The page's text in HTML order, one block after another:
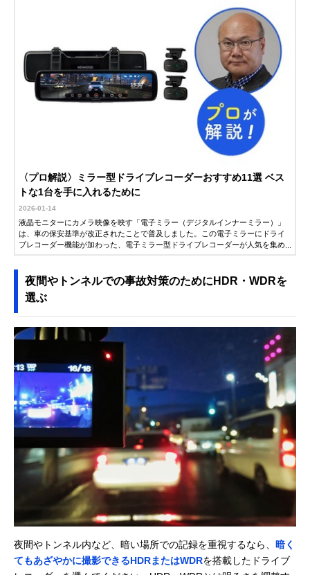
〈プロ解説〉ミラー型ドライブレコーダーおすすめ11選 ベス
トな1台を手に入れるために
2026-01-14
液晶モニターにカメラ映像を映す「電子ミラー（デジタルインナーミラー）」
は、車の保安基準が改正されたことで普及しました。この電子ミラーにドライ
ブレコーダー機能が加わった、電子ミラー型ドライブレコーダーが人気を集め
夜間やトンネルでの事故対策のためにHDR・WDRを
選ぶ
夜間やトンネル内など、暗い場所での記録を重視するなら、 暗く
てもあざやかに撮影できるHDRまたはWDRを搭載したドライブ